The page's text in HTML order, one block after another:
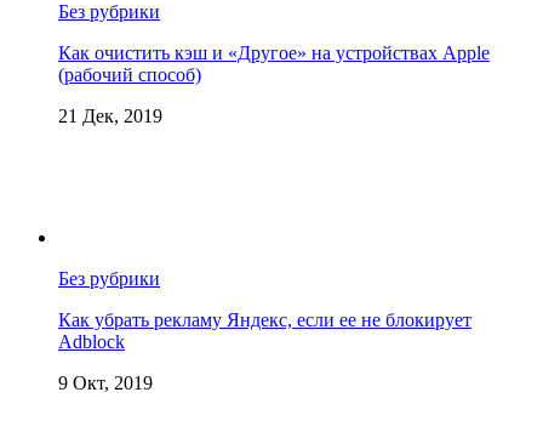
Без рубрики
Как очистить кэш и «Другое» на устройствах Apple
(рабочий способ)
21 Дек, 2019
Без рубрики
Как убрать рекламу Яндекс, если ее не блокирует
Adblock
9 Окт, 2019